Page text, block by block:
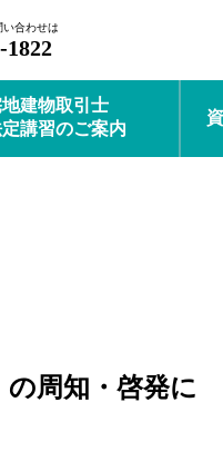
い合わせは
1822
建物取引士
講習のご案内
の周知・啓発に